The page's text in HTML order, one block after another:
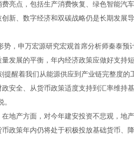
亮点，包括生产消费恢复、绿色智能汽
新、数字经济和双碳战略仍是长期发展
申万宏源研究宏观首席分析师秦泰预
发展的平衡，年内经济政策应做好支持
醒着我们从能源供应到产业链完整度的
安全、从货币政策适度支持到汇率维持
产方面，对今年建安投资不悲观，地
政策年内仍将处于积极投放基础货币、